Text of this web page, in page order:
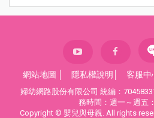
網站地圖 隱私權說明 客服中
婦幼網路股份有限公司 統編：
務時間：週一～週五
Copyright © 嬰兒與母親. All rights